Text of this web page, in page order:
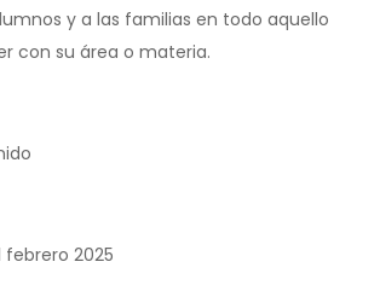
y a las familias en todo aquello
con su área o materia.
febrero 2025